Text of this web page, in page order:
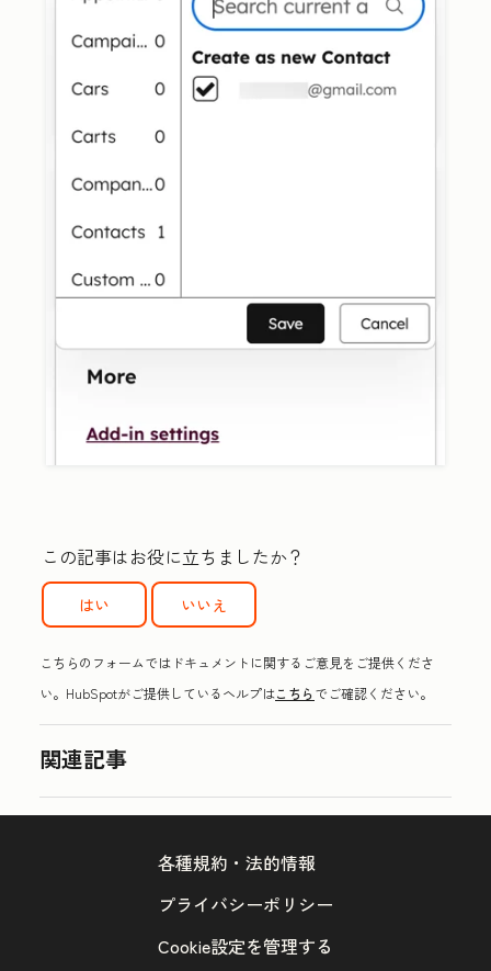
この記事はお役に立ちましたか？
はい いいえ
こちらのフォームではドキュメントに関するご意見をご提供くださ
い。HubSpotがご提供しているヘルプはこちらでご確認ください。
関連記事
各種規約・法的情報
プライバシーポリシー
Cookie設定を管理する